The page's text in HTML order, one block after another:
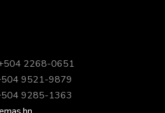
2268-0651
9521-9879
9285-1363